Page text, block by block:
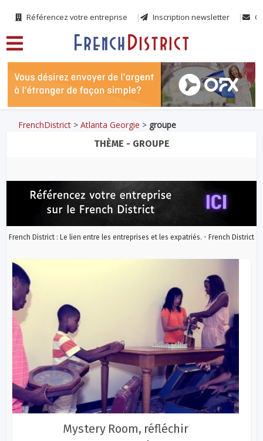
Référencez votre entreprise Inscription newsletter
FrenchDistrict >Atlanta Georgie > groupe
THÈME - GROUPE
French District : Le lien entre les entreprises et les expatriés. - French District
Mystery Room, réfléchir